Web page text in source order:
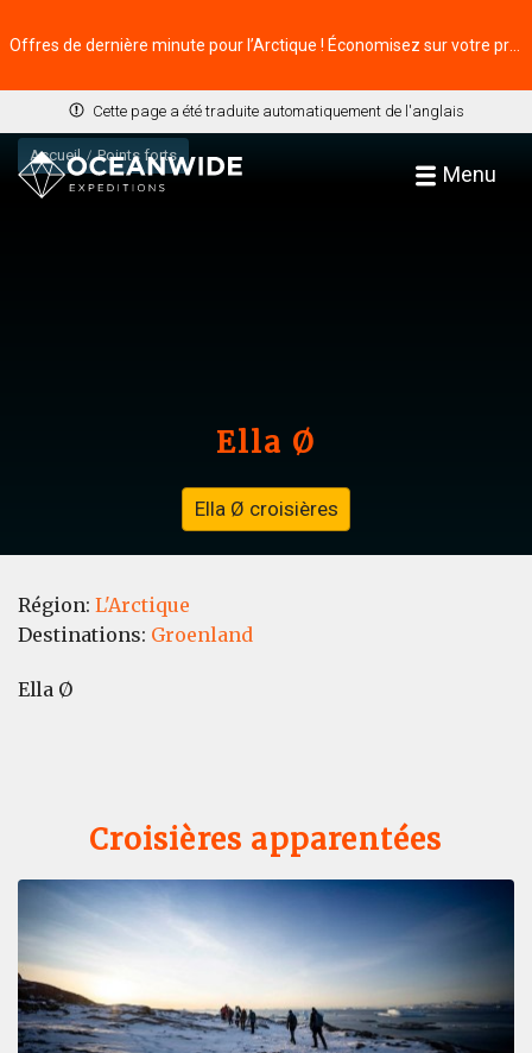
Cette page a été traduite automatiquement de l'anglais
Menu
Accueil Points forts
Ella Ø
Ella Ø croisières
Région: L'Arctique
Destinations: Groenland
Ella Ø
Croisières apparentées